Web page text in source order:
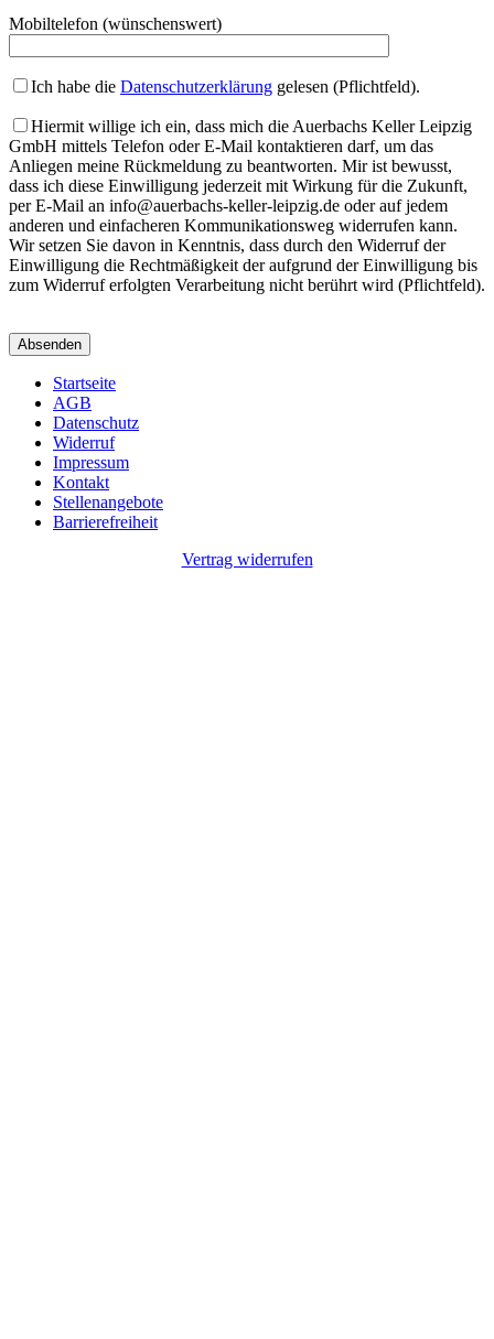
Mobiltelefon (wünschenswert)
Ich habe die Datenschutzerklärung gelesen (Pflichtfeld).
Hiermit willige ich ein, dass mich die Auerbachs Keller Leipzig
GmbH mittels Telefon oder E-Mail kontaktieren darf, um das
Anliegen meine Rückmeldung zu beantworten. Mir ist bewusst,
dass ich diese Einwilligung jederzeit mit Wirkung für die Zukunft,
per E-Mail an info@auerbachs-keller-leipzig.de oder auf jedem
anderen und einfacheren Kommunikationsweg widerrufen kann.
Wir setzen Sie davon in Kenntnis, dass durch den Widerruf der
Einwilligung die Rechtmäßigkeit der aufgrund der Einwilligung bis
zum Widerruf erfolgten Verarbeitung nicht berührt wird (Pflichtfeld).
lassen
dieses
Feld
leer.
Startseite
AGB
Datenschutz
Widerruf
Impressum
Kontakt
Stellenangebote
Barrierefreiheit
Vertrag widerrufen